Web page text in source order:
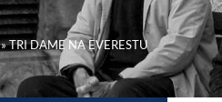
TRI DAME NA EVERESTU